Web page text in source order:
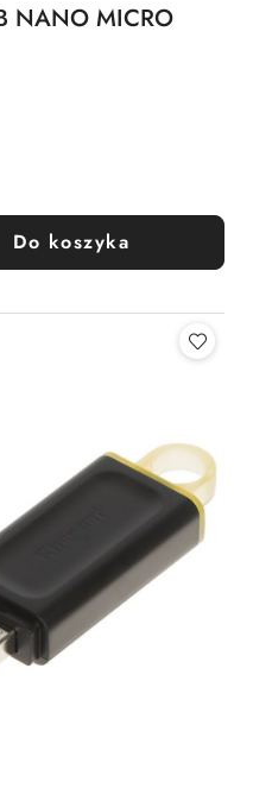
NANO MICRO
Do koszyka